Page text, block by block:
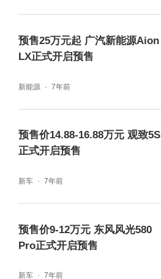
预售25万元起 广汽新能源Aion
LX正式开启预售
新能源 7年前
预售价14.88-16.88万元 观致5S
正式开启预售
新车 7年前
预售价9-12万元 东风风光580
Pro正式开启预售
新车 7年前